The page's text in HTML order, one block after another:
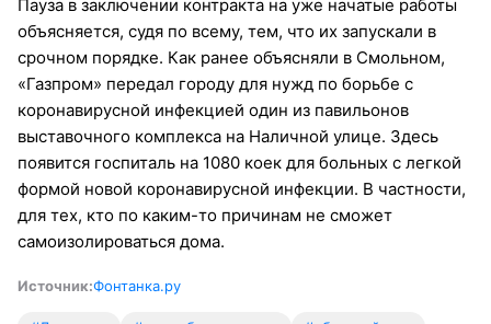
Пауза в заключении контракта на уже начатые работы
объясняется, судя по всему, тем, что их запускали в
срочном порядке. Как ранее объясняли в Смольном,
«Газпром» передал городу для нужд по борьбе с
коронавирусной инфекцией один из павильонов
выставочного комплекса на Наличной улице. Здесь
появится госпиталь на 1080 коек для больных с легкой
формой новой коронавирусной инфекции. В частности,
для тех, кто по каким-то причинам не сможет
самоизолироваться дома.
Источник:Фонтанка.ру